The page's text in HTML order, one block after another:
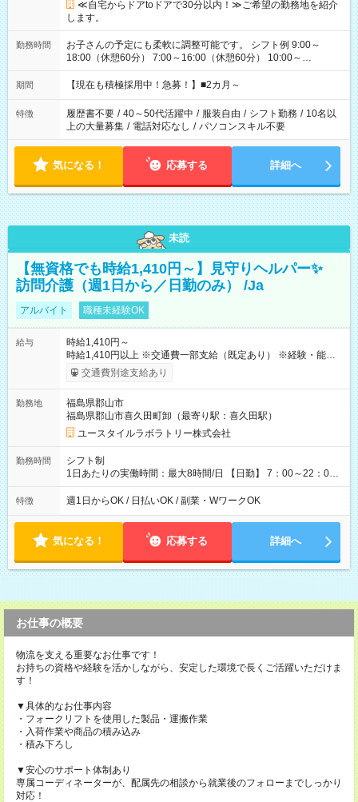
≪自宅からドアtoドアで30分以内！≫ご希望の勤務地を紹介
します。
勤務時間
お子さんの予定にも柔軟に調整可能です。 シフト例 9:00～
18:00（休憩60分） 7:00～16:00（休憩60分） 10:00～
19:00（休憩60分） ※Wワーク希望の方へ 今ご覧のお仕事で希
望する勤務時間と、もう1つのお仕事の勤務時間の合計が 週40
期間 【現在も積極採用中！急募！】■2カ月～
特徴 履歴書不要 / 40～50代活躍中 / 服装自由 / シフト勤務 / 10名以
上の大量募集 / 電話対応なし / パソコンスキル不要
気になる！ 応募する 詳細へ
未読
【無資格でも時給1,410円～】見守りヘルパー✨
訪問介護（週1日から／日勤のみ） /Ja
アルバイト 職種未経験OK
給与
時給1,410円～
時給1,410円以上 ※交通費一部支給（既定あり） ※経験・能力を
考慮して決定します 【収入例】 週1回勤務の場合：1,410円×8時
間×4回=4万5,120円 週3回勤務の場合：1,410円×8時間×12回
5,600円 【試用期間】試用期間あり 試用期間の長さ：2ヶ月
※ 雇用形態と給与に、本採用時と異なる部分があります。 雇用
形態：本採用時と同じです。 給与：時給 1,040円以上
交通費別途支給あり
勤務地
福島県郡山市
福島県郡山市喜久田町卸（最寄り駅：喜久田駅）
ユースタイルラボラトリー株式会社
勤務時間
シフト制
1日あたりの実働時間：最大8時間/日 【日勤】 7：00～22：00
の間で8時間勤務（休憩時間は法定通り） ※週1日～OK ／ 夜勤
なし ＊＊ 勤務時間例 ＊＊ ■8時から17時 ■9時から18時 ■10
定（毎週同じ曜日勤務）
特徴 週1日からOK / 日払いOK / 副業・WワークOK
気になる！ 応募する 詳細へ
お仕事の概要
物流を支える重要なお仕事です！
お持ちの資格や経験を活かしながら、安定した環境で長くご活躍いただけま
す！
▼具体的なお仕事内容
・フォークリフトを使用した製品・運搬作業
・入荷作業や商品の積み込み
・積み下ろし
▼安心のサポート体制あり
専属コーディネーターが、配属先の相談から就業後のフォローまでしっかり
対応！